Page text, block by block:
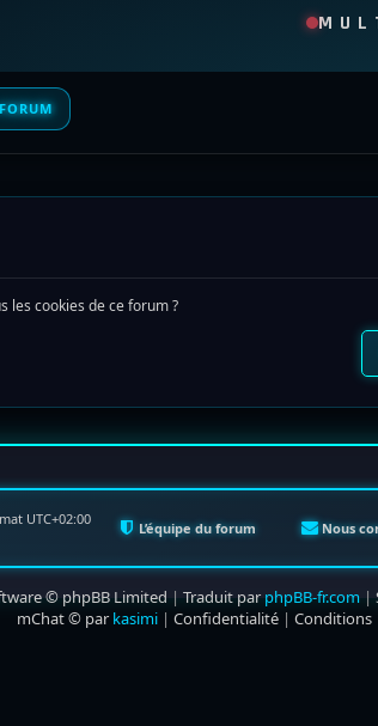
les cookies de ce forum ?
UTC+02:00
L’équipe du forum Nous
© phpBB Limited | Traduit parphpBB-fr.com |
mChat © par kasimi| Confidentialité| Conditions